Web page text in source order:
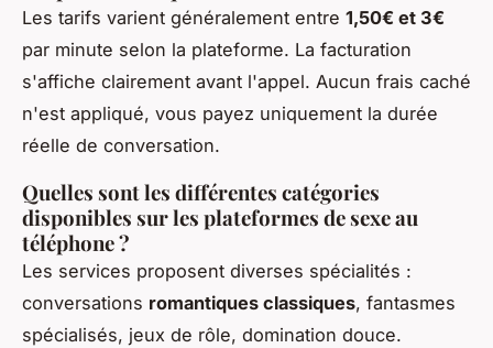
Les tarifs varient généralement entre 1,50€ et 3€
par minute selon la plateforme. La facturation
s'affiche clairement avant l'appel. Aucun frais caché
n'est appliqué, vous payez uniquement la durée
réelle de conversation.
Quelles sont les différentes catégories
disponibles sur les plateformes de sexe au
téléphone ?
Les services proposent diverses spécialités :
conversations romantiques classiques, fantasmes
spécialisés, jeux de rôle, domination douce.